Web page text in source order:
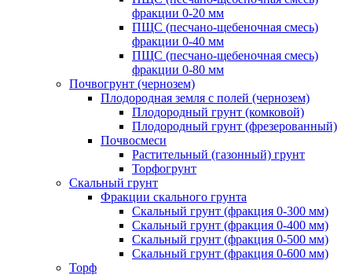
фракции 0-20 мм
ПЩС (песчано-щебеночная смесь)
фракции 0-40 мм
ПЩС (песчано-щебеночная смесь)
фракции 0-80 мм
Почвогрунт (чернозем)
Плодородная земля с полей (чернозем)
Плодородный грунт (комковой)
Плодородный грунт (фрезерованный)
Почвосмеси
Растительный (газонный) грунт
Торфогрунт
Скальный грунт
Фракции скального грунта
Скальный грунт (фракция 0-300 мм)
Скальный грунт (фракция 0-400 мм)
Скальный грунт (фракция 0-500 мм)
Скальный грунт (фракция 0-600 мм)
Торф